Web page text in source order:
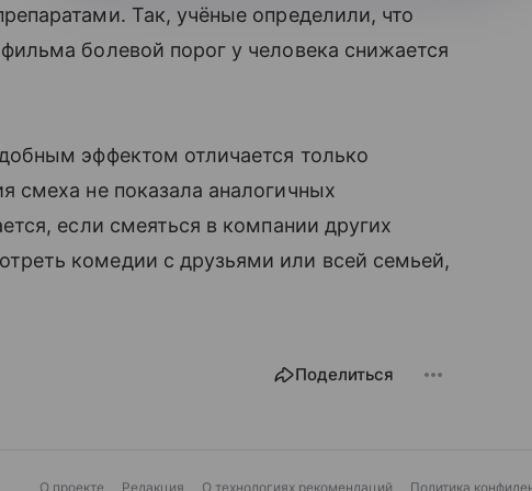
Так, учёные определили, что
болевой порог у человека снижается
эффектом отличается только
смеха не показала аналогичных
если смеяться в компании других
комедии с друзьями или всей семьей,
Поделиться
О проекте Редакция О технологиях рекомендаций Политика